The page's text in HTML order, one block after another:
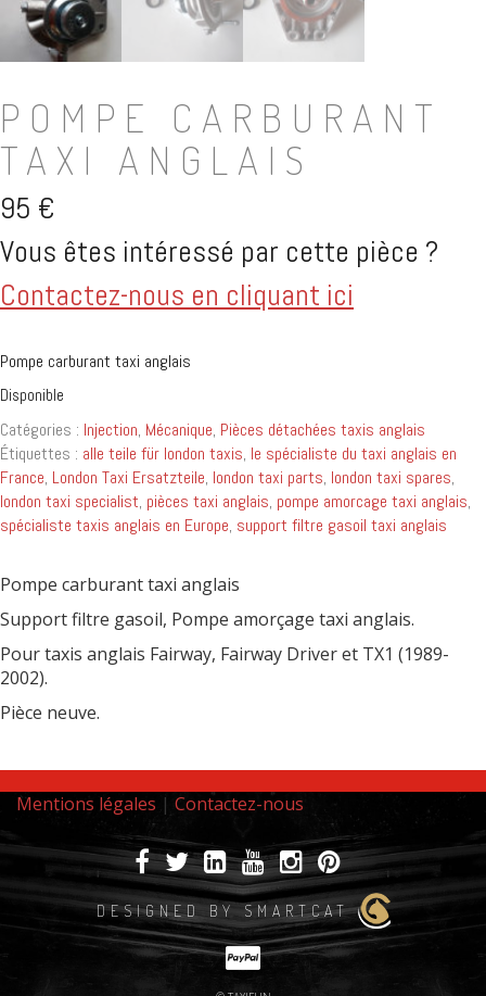
POMPE CARBURANT
TAXI ANGLAIS
95 €
Vous êtes intéressé par cette pièce ?
Contactez-nous en cliquant ici
Pompe carburant taxi anglais
Disponible
Catégories : Injection, Mécanique, Pièces détachées taxis anglais
Étiquettes : alle teile für london taxis, le spécialiste du taxi anglais en
France, London Taxi Ersatzteile, london taxi parts, london taxi spares,
london taxi specialist, pièces taxi anglais, pompe amorcage taxi anglais,
spécialiste taxis anglais en Europe, support filtre gasoil taxi anglais
Pompe carburant taxi anglais
Support filtre gasoil, Pompe amorçage taxi anglais.
Pour taxis anglais Fairway, Fairway Driver et TX1 (1989-
2002).
Pièce neuve.
Mentions légales | Contactez-nous
DESIGNED BY SMARTCAT